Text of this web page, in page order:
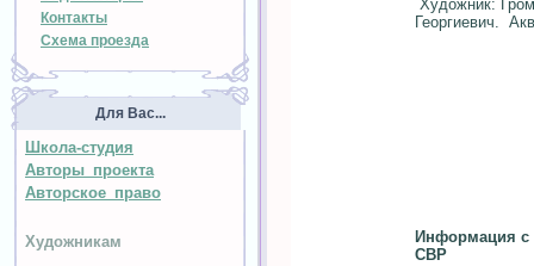
Контакты
Схема проезда
Для Вас...
Школа-студия
Авторы проекта
Авторское право
Художникам
Художник:
Георгиевич.
Информация с
СВР